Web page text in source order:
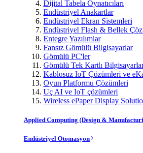
Dijital Tabela Oynatıcıları
Endüstriyel Anakartlar
Endüstriyel Ekran Sistemleri
Endüstriyel Flash & Bellek
Entegre Yazılımlar
Fansız Gömülü Bilgisayarlar
Gömülü PC'ler
Gömülü Tek Kartlı
Kablosuz IoT Çözümleri ve
Oyun Platformu Çözümleri
Uç AI ve IoT çözümleri
Wireless ePaper Display
Applied Computing (Design &
Endüstriyel Otomasyon